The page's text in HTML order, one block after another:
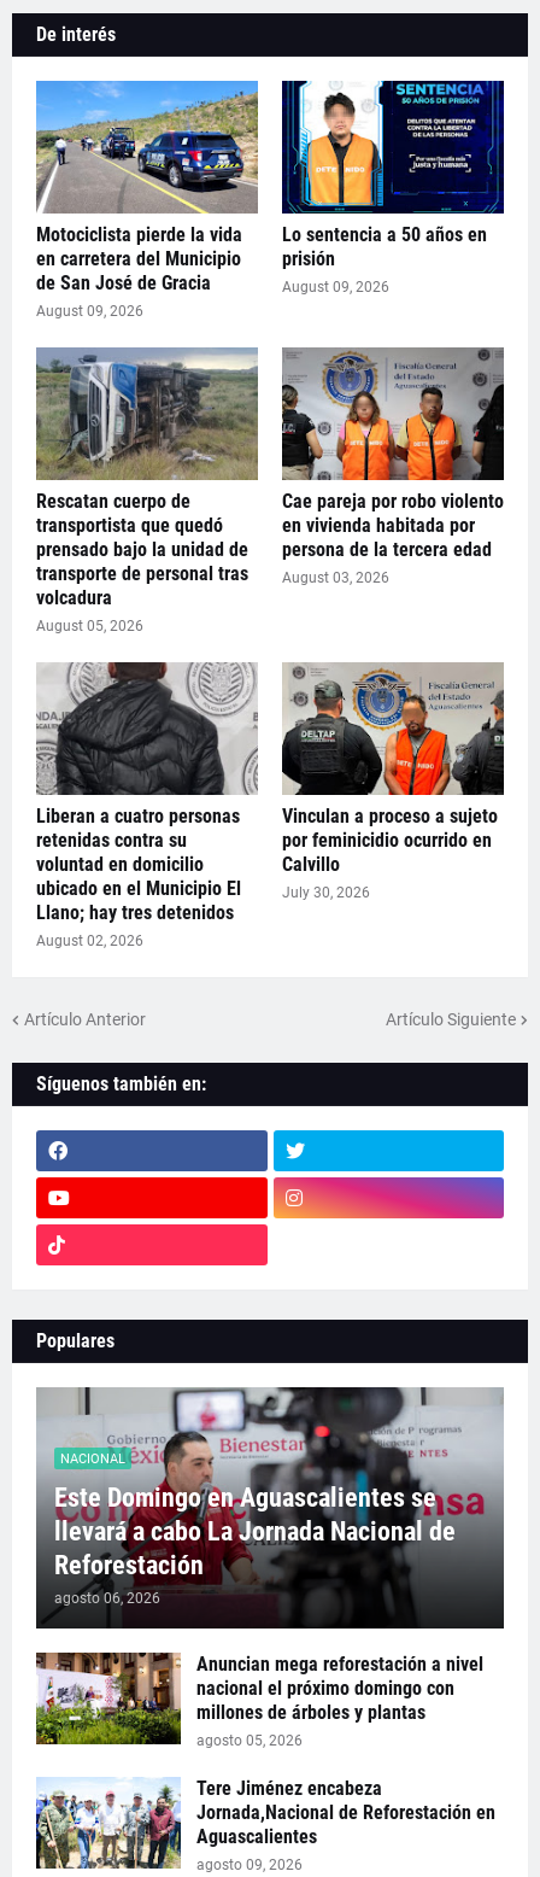
De interés
Motociclista pierde la vida
en carretera del Municipio
de San José de Gracia
August 09, 2026
Lo sentencia a 50 años en
prisión
August 09, 2026
Rescatan cuerpo de
transportista que quedó
prensado bajo la unidad de
transporte de personal tras
volcadura
August 05, 2026
Cae pareja por robo violento
en vivienda habitada por
persona de la tercera edad
August 03, 2026
Liberan a cuatro personas
retenidas contra su
voluntad en domicilio
ubicado en el Municipio El
Llano; hay tres detenidos
August 02, 2026
Vinculan a proceso a sujeto
por feminicidio ocurrido en
Calvillo
July 30, 2026
Artículo Anterior Artículo Siguiente
Síguenos también en:
Populares
NACIONAL
Este Domingo en Aguascalientes se
llevará a cabo La Jornada Nacional de
Reforestación
agosto 06, 2026
Anuncian mega reforestación a nivel
nacional el próximo domingo con
millones de árboles y plantas
agosto 05, 2026
Tere Jiménez encabeza
Jornada,Nacional de Reforestación en
Aguascalientes
agosto 09, 2026